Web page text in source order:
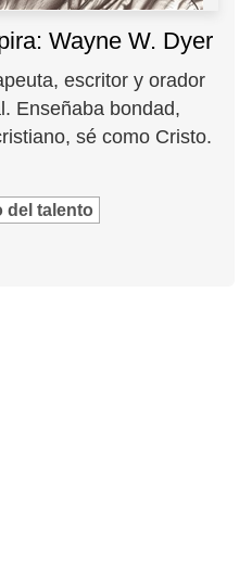
Wayne W. Dyer
escritor y orador
Enseñaba bondad,
sé como Cristo.
del talento